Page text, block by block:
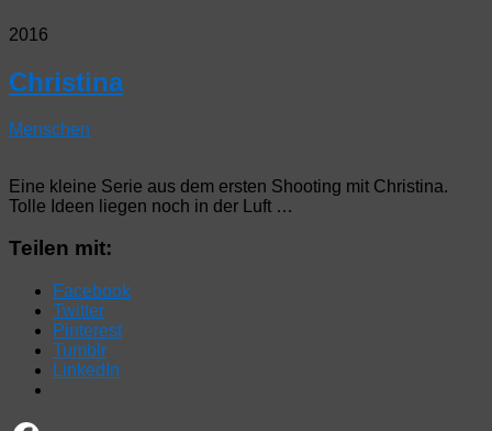
2016
Christina
Menschen
Eine kleine Serie aus dem ersten Shooting mit Christina.
Tolle Ideen liegen noch in der Luft …
Teilen mit:
Facebook
Twitter
Pinterest
Tumblr
LinkedIn